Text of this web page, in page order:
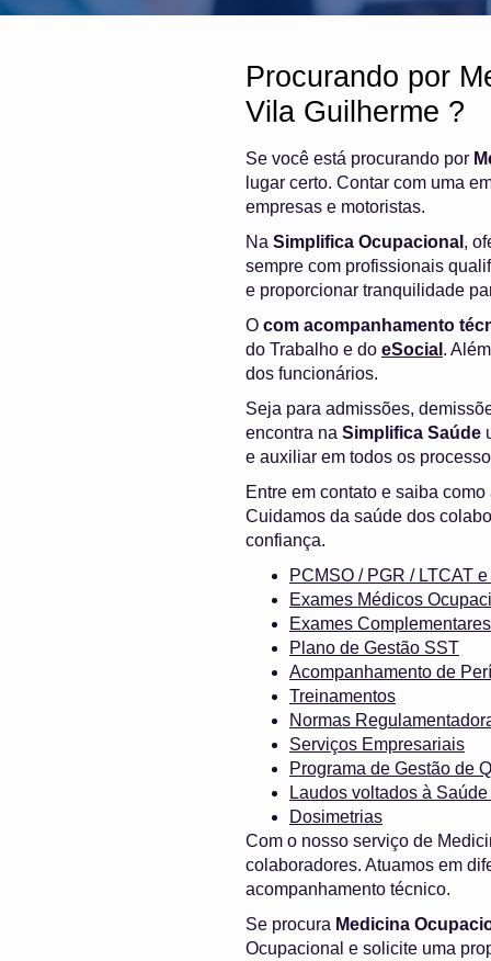
Procurando por
Vila Guilherme ?
Se você está procurando por
lugar certo. Contar com uma
empresas e motoristas.
Na Simplifica Ocupacional ,
sempre com profissionais
e proporcionar tranquilidade
O com acompanhamento
do Trabalho e do eSocial .
dos funcionários.
Seja para admissões,
encontra na Simplifica Saúde
e auxiliar em todos os
Entre em contato e saiba
Cuidamos da saúde dos
confiança.
PCMSO / PGR / LTCAT
Exames Médicos
Exames Complementares
Plano de Gestão SST
Acompanhamento de
Treinamentos
Normas
Serviços Empresariais
Programa de Gestão de
Laudos voltados à
Dosimetrias
Com o nosso serviço de
colaboradores. Atuamos em
acompanhamento técnico.
Se procura Medicina
Ocupacional e solicite uma